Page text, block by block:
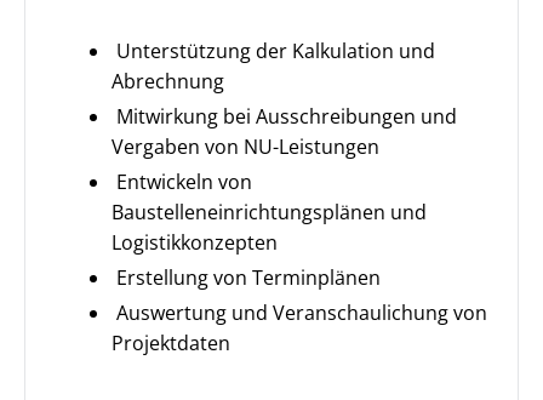
Unterstützung der Kalkulation und
Abrechnung
Mitwirkung bei Ausschreibungen und
Vergaben von NU-Leistungen
Entwickeln von
Baustelleneinrichtungsplänen und
Logistikkonzepten
Erstellung von Terminplänen
Auswertung und Veranschaulichung von
Projektdaten